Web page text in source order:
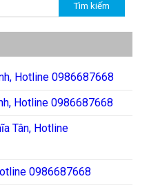
Hotline 0986687668
Hotline 0986687668
Tân, Hotline
0986687668